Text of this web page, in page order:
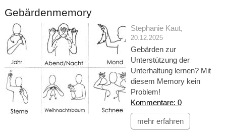
Gebärdenmemory
Stephanie Kaut,
20.12.2025
Gebärden zur
Unterstützung der
Unterhaltung lernen? Mit
diesem Memory kein
Problem!
Kommentare: 0
mehr erfahren